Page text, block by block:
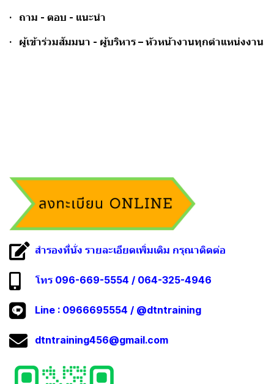
· ถาม - ตอบ - แนะนำ
· ผู้เข้าร่วมสัมมนา - ผู้บริหาร – หัวหน้างานทุกตำแหน่งงาน
สำรองที่นั่ง รายละเอียดเพิ่มเติม กรุณาติดต่อ
โทร 096-669-5554 / 064-325-4946
Line : 0966695554 / @dtntraining
dtntraining456@gmail.com